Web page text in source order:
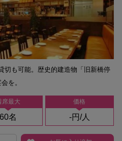
席最大
60名
価格
-円/人
切も可能。歴史的建造物「旧新橋停
を。